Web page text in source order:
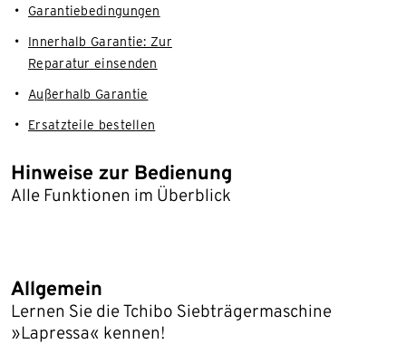
Garantiebedingungen
Innerhalb Garantie: Zur
Reparatur einsenden
Außerhalb Garantie
Ersatzteile bestellen
Hinweise zur Bedienung
Alle Funktionen im Überblick
Allgemein
Lernen Sie die Tchibo Siebträgermaschine
»Lapressa« kennen!